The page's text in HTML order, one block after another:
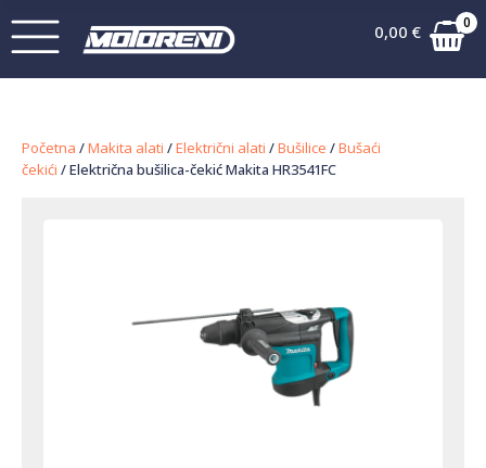
0,00 € 0
Početna /Makita alati /Električni alati /Bušilice /Bušaći
čekići / Električna bušilica-čekić Makita HR3541FC